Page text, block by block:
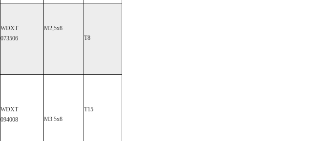
WDXT
073506
M2,5x8
Τ8
WDXT
094008
M3.5x8
T15